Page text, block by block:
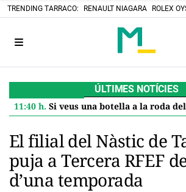
TRENDING TARRACO: RENAULT NIAGARA ROLEX
ÚLTIMES NOTÍCIES
11:40 h. Si veus una botella a la roda del cotxe, no arrenquis: és el
El filial del Nàstic de
puja a Tercera RFEF
d’una temporada